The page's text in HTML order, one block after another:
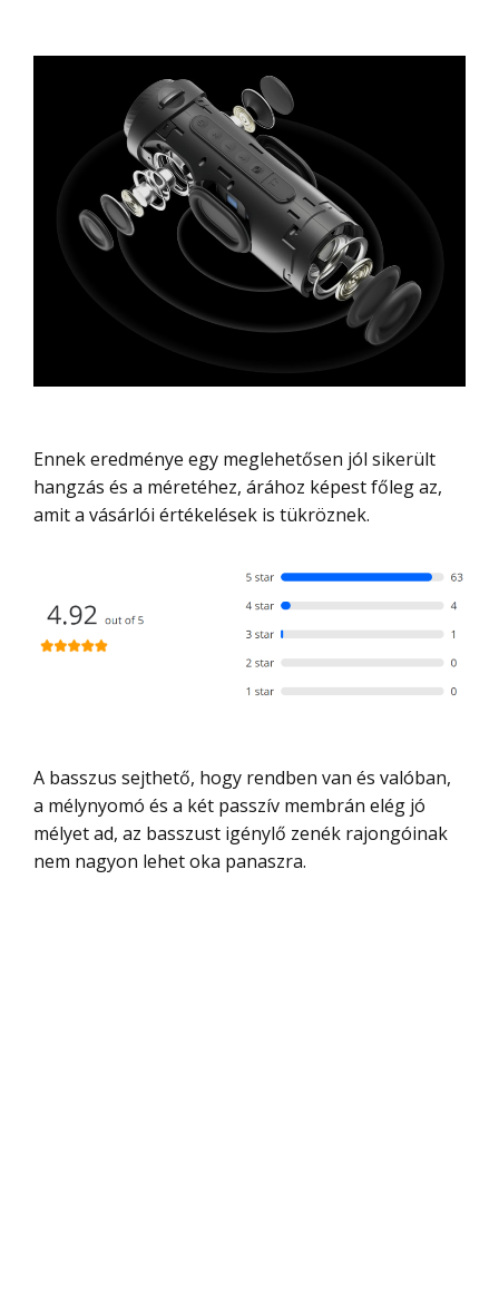
Ennek eredménye egy meglehetősen jól sikerült
hangzás és a méretéhez, árához képest főleg az,
amit a vásárlói értékelések is tükröznek.
A basszus sejthető, hogy rendben van és valóban,
a mélynyomó és a két passzív membrán elég jó
mélyet ad, az basszust igénylő zenék rajongóinak
nem nagyon lehet oka panaszra.